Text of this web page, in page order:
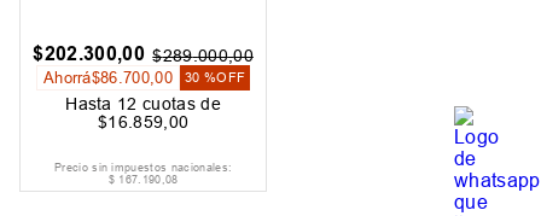
$202.300,00 $289.000,00
Ahorrá$86 .700 ,00 30 %OFF
Hasta 12 cuotas de
$16 .859 00
Precio sin impuestos nacionales:
$ 167. 190,08